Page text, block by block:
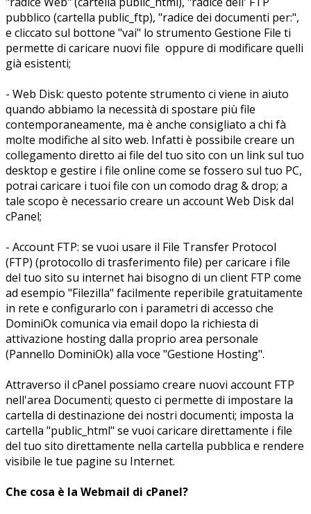
pubblico (cartella public_ftp), "radice dei documenti per:",
e cliccato sul bottone "vai" lo strumento Gestione File ti
permette di caricare nuovi file oppure di modificare quelli
già esistenti;
- Web Disk: questo potente strumento ci viene in aiuto
quando abbiamo la necessità di spostare più file
contemporaneamente, ma è anche consigliato a chi fà
molte modifiche al sito web. Infatti è possibile creare un
collegamento diretto ai file del tuo sito con un link sul tuo
desktop e gestire i file online come se fossero sul tuo PC,
potrai caricare i tuoi file con un comodo drag & drop; a
tale scopo è necessario creare un account Web Disk dal
cPanel;
- Account FTP: se vuoi usare il File Transfer Protocol
(FTP) (protocollo di trasferimento file) per caricare i file
del tuo sito su internet hai bisogno di un client FTP come
ad esempio "Filezilla" facilmente reperibile gratuitamente
in rete e configurarlo con i parametri di accesso che
DominiOk comunica via email dopo la richiesta di
attivazione hosting dalla proprio area personale
(Pannello DominiOk) alla voce "Gestione Hosting".
Attraverso il cPanel possiamo creare nuovi account FTP
nell'area Documenti; questo ci permette di impostare la
cartella di destinazione dei nostri documenti; imposta la
cartella "public_html" se vuoi caricare direttamente i file
del tuo sito direttamente nella cartella pubblica e rendere
visibile le tue pagine su Internet.
Che cosa è la Webmail di cPanel?